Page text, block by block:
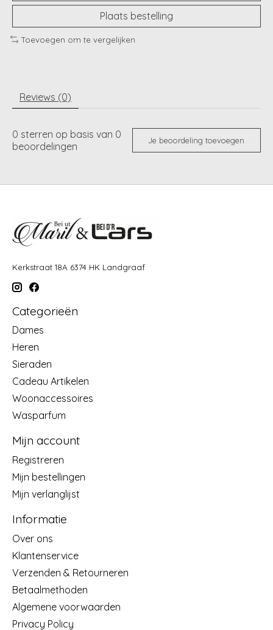
Plaats bestelling
Toevoegen om te vergelijken
Reviews (0)
0 sterren op basis van 0
beoordelingen
Je beoordeling toevoegen
Kerkstraat 18A 6374 HK Landgraaf
Categorieën
Dames
Heren
Sieraden
Cadeau Artikelen
Woonaccessoires
Wasparfum
Mijn account
Registreren
Mijn bestellingen
Mijn verlanglijst
Informatie
Over ons
Klantenservice
Verzenden & Retourneren
Betaalmethoden
Algemene voorwaarden
Privacy Policy